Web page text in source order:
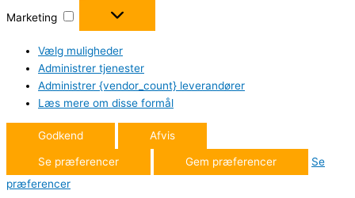
Marketing
Vælg muligheder
Administrer tjenester
Administrer {vendor_count} leverandører
Læs mere om disse formål
Godkend Afvis
Se præferencer Gem præferencer
Se
præferencer